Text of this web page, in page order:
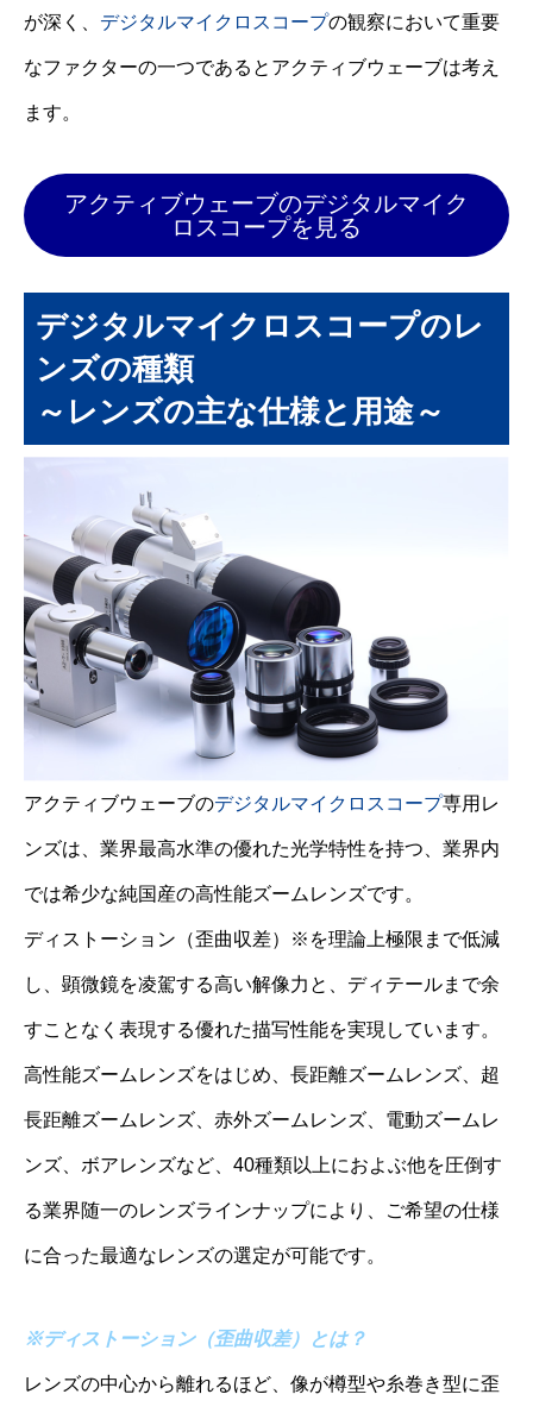
が深く、 デジタルマイクロスコープの観察において重要
なファクターの一つであるとアクティブウェーブは考え
ます。
アクティブウェーブのデジタルマイク
ロスコープを見る
デジタルマイクロスコープのレ
ンズの種類
～レンズの主な仕様と用途～
アクティブウェーブのデジタルマイクロスコープ専用レ
ンズは、業界最高水準の優れた光学特性を持つ、業界内
では希少な純国産の高性能ズームレンズです。
ディストーション（歪曲収差）※を理論上極限まで低減
し、顕微鏡を凌駕する高い解像力と、ディテールまで余
すことなく表現する優れた描写性能を実現しています。
高性能ズームレンズをはじめ、長距離ズームレンズ、超
長距離ズームレンズ、赤外ズームレンズ、電動ズームレ
ンズ、ボアレンズなど、40種類以上におよぶ他を圧倒す
る業界随一のレンズラインナップにより、ご希望の仕様
に合った最適なレンズの選定が可能です。
※ディストーション（歪曲収差）とは？
レンズの中心から離れるほど、像が樽型や糸巻き型に歪